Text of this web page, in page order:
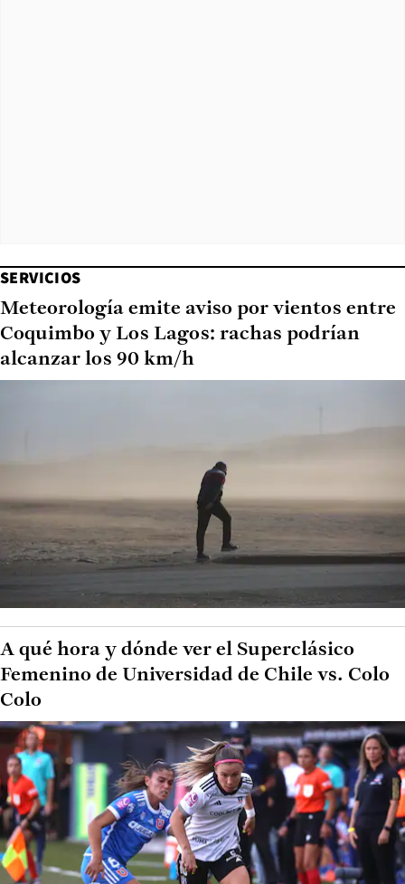
SERVICIOS
Meteorología emite aviso por vientos entre
Coquimbo y Los Lagos: rachas podrían
alcanzar los 90 km/h
A qué hora y dónde ver el Superclásico
Femenino de Universidad de Chile vs. Colo
Colo